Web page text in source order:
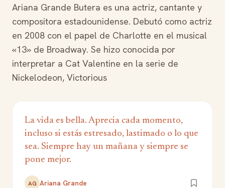
Ariana Grande Butera es una actriz, cantante y
compositora estadounidense. Debutó como actriz
en 2008 con el papel de Charlotte en el musical
«13» de Broadway. Se hizo conocida por
interpretar a Cat Valentine en la serie de
Nickelodeon, Victorious
La vida es bella. Aprecia cada momento,
incluso si estás estresado, lastimado o lo que
sea. Siempre hay un mañana y siempre se
pone mejor.
AG Ariana Grande